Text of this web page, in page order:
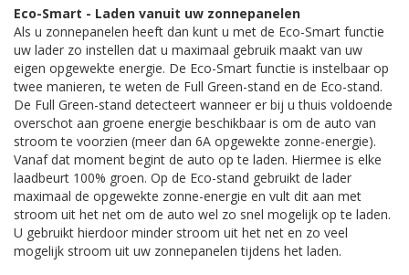
Eco-Smart - Laden vanuit uw zonnepanelen
Als u zonnepanelen heeft dan kunt u met de Eco-Smart functie
uw lader zo instellen dat u maximaal gebruik maakt van uw
eigen opgewekte energie. De Eco-Smart functie is instelbaar op
twee manieren, te weten de Full Green-stand en de Eco-stand.
De Full Green-stand detecteert wanneer er bij u thuis voldoende
overschot aan groene energie beschikbaar is om de auto van
stroom te voorzien (meer dan 6A opgewekte zonne-energie).
Vanaf dat moment begint de auto op te laden. Hiermee is elke
laadbeurt 100% groen. Op de Eco-stand gebruikt de lader
maximaal de opgewekte zonne-energie en vult dit aan met
stroom uit het net om de auto wel zo snel mogelijk op te laden.
U gebruikt hierdoor minder stroom uit het net en zo veel
mogelijk stroom uit uw zonnepanelen tijdens het laden.